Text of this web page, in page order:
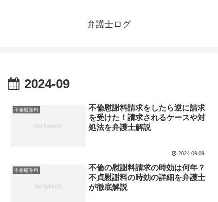
弁護士ログ
2024-09
不倫慰謝料
不倫慰謝料請求をしたら逆に請求
を受けた！請求されるケースや対
処法を弁護士解説
2024.09.09
不倫慰謝料
不倫の慰謝料請求の時効は何年？
不貞慰謝料の時効の詳細を弁護士
が徹底解説